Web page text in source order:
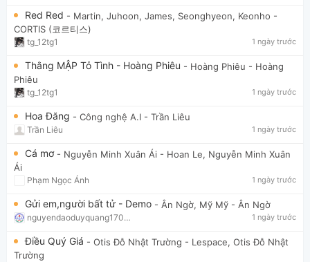
Red Red - Martin, Juhoon, James, Seonghyeon, Keonho -
CORTIS (코르티스)
tg_12tg1 1 ngày trước
Thằng MẬP Tỏ Tình - Hoàng Phiêu - Hoàng Phiêu - Hoàng
Phiêu
tg_12tg1 1 ngày trước
Hoa Đăng - Công nghệ A.I - Trần Liêu
Trần Liêu 1 ngày trước
Cá mơ - Nguyễn Minh Xuân Ái - Hoan Le, Nguyễn Minh Xuân
Ái
Phạm Ngọc Ánh 1 ngày trước
Gửi em,người bất tử - Demo - Ân Ngờ, Mỹ Mỹ - Ân Ngờ
nguyendaoduyquang17021 1 ngày trước
Điều Quý Giá - Otis Đỗ Nhật Trường - Lespace, Otis Đỗ Nhật
Trường